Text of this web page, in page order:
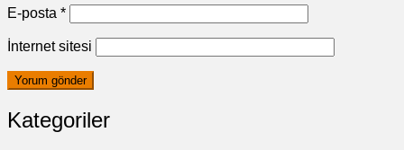
E-posta *
İnternet sitesi
Kategoriler